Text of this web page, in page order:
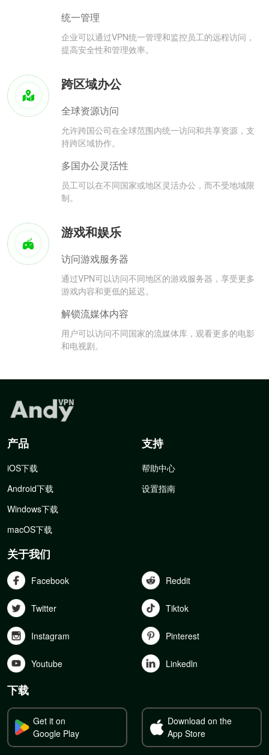
统一管理
企业可以通过VPN统一管理和监控员工的远程访问，
提高安全性和管理效率。
跨区域办公
全球资源访问
允许跨国公司在全球范围内统一访问和共享资源，支
持跨区域协作。
多国办公灵活性
员工可以在不同国家或地区灵活办公，而不受地域限
制。
游戏和娱乐
访问游戏服务器
通过VPN可以访问不同地区的游戏服务器，享受更多
游戏内容和更低的延迟。
解锁流媒体内容
用户可以访问不同国家的流媒体库，观看更多的电影
和电视剧。
产品
iOS下载
Android下载
Windows下载
macOS下载
支持
帮助中心
设置指南
关于我们
Facebook Reddit
Twitter Tiktok
Instagram Pinterest
Youtube Linkedln
下载
Get it on
Google Play
Download on the
App Store